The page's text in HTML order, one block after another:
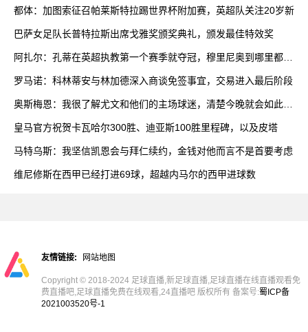
都体：加图索征召帕莱斯特拉踢世界杯附加赛，英超队关注20岁新
巴萨女足队长普特拉斯出席戈雅奖颁奖典礼，颁发最佳特效奖
阿扎尔：孔蒂在英超执教第一个赛季就夺冠，穆里尼奥到哪里都能
罗马诺：科林蒂安与林加德深入商谈免签事宜，交易进入最后阶段
奥斯梅恩：我很了解尤文和他们的主场球迷，清楚今晚就会如此艰
皇马官方祝贺卡瓦哈尔300胜、迪亚斯100胜里程碑，以及皮塔
马特乌斯：我坚信凯恩会与拜仁续约，金钱对他而言不是首要考虑
维尼修斯在西甲已经打进69球，超越内马尔的西甲进球数
友情链接: 网站地图
Copyright © 2018-2024 足球直播,新足球直播,足球直播在线直播观看免
费直播吧,足球直播免费在线观看,24直播吧 版权所有 备案号:蜀ICP备
2021003520号-1